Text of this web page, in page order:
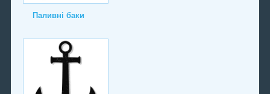
Паливні баки